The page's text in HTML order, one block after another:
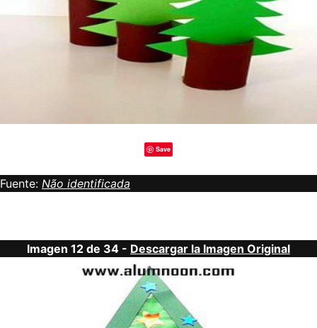
Save
Fuente: Não identificada
Imagen 12 de 34 - Descargar la Imagen Original